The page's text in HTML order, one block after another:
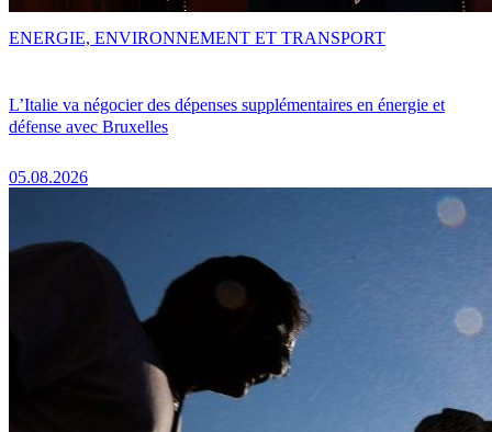
L’Italie va négocier des dépenses supplémentaires en énergie et
défense avec Bruxelles
05.08.2026
ENERGIE, ENVIRONNEMENT ET TRANSPORT